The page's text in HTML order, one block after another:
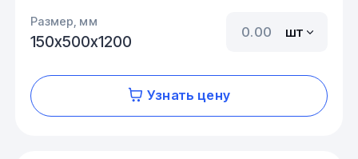
Размер, мм
150х500х1200
шт
Узнать цену